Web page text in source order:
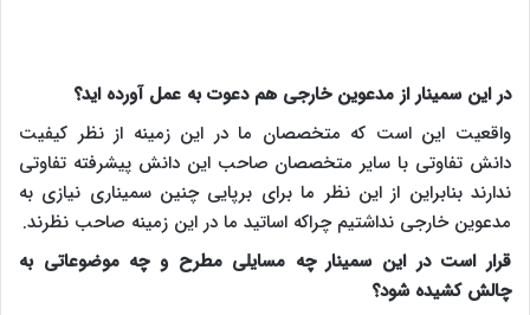
در این سمینار از مدعوین خارجی هم دعوت به عمل آورده اید؟
واقعیت این است که متخصصان ما در این زمینه از نظر کیفیت
دانش تفاوتی با سایر متخصصان صاحب این دانش پیشرفته تفاوتی
ندارند بنابراین از این نظر ما برای برپایی چنین سمیناری نیازی به
مدعوین خارجی نداشتیم چراکه اساتید ما در این زمینه صاحب نظرند.
قرار است در این سمینار چه مسایلی مطرح و چه موضوعاتی به
چالش کشیده شود؟